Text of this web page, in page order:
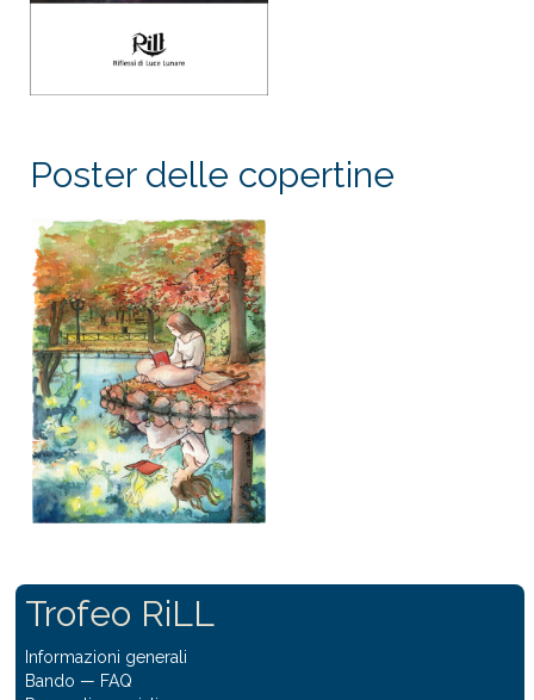
Poster delle copertine
Trofeo RiLL
Informazioni generali
Bando — FAQ